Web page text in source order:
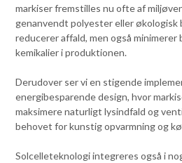
markiser fremstilles nu ofte af
genanvendt polyester eller økologisk
reducerer affald, men også minimerer
kemikalier i produktionen.
Derudover ser vi en stigende
energibesparende design, hvor
maksimere naturligt lysindfald og
behovet for kunstig opvarmning og
Solcelleteknologi integreres også i